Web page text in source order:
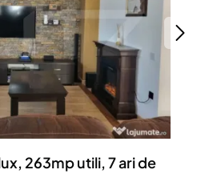
profesionale
263mp utili, 7 ari de